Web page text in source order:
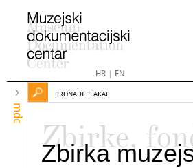
HR| EN
mdc
PRONAĐI PLAKAT
Zbirke,
Zbirka